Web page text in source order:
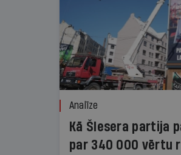
Analīze
Kā Šlesera partija
par 340 000 vērtu